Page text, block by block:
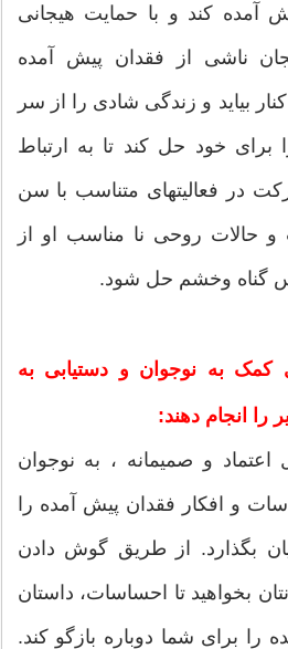
آمده کند و با حمایت هیجانی
ناشی از فقدان پیش آمده
کنار بیاید و زندگی شادی را از سر
خود حل کند تا به ارتباط
در فعالیتهای متناسب با سن
و حالات روحی نا مناسب او از
گناه وخشم حل شود.
کمک به نوجوان و دستیابی به
را انجام دهند:
اعتماد و صمیمانه ، به نوجوان
و افکار فقدان پیش آمده را
بگذارد. از طریق گوش دادن
بخواهید تا احساسات، داستان
را برای شما دوباره بازگو کند.